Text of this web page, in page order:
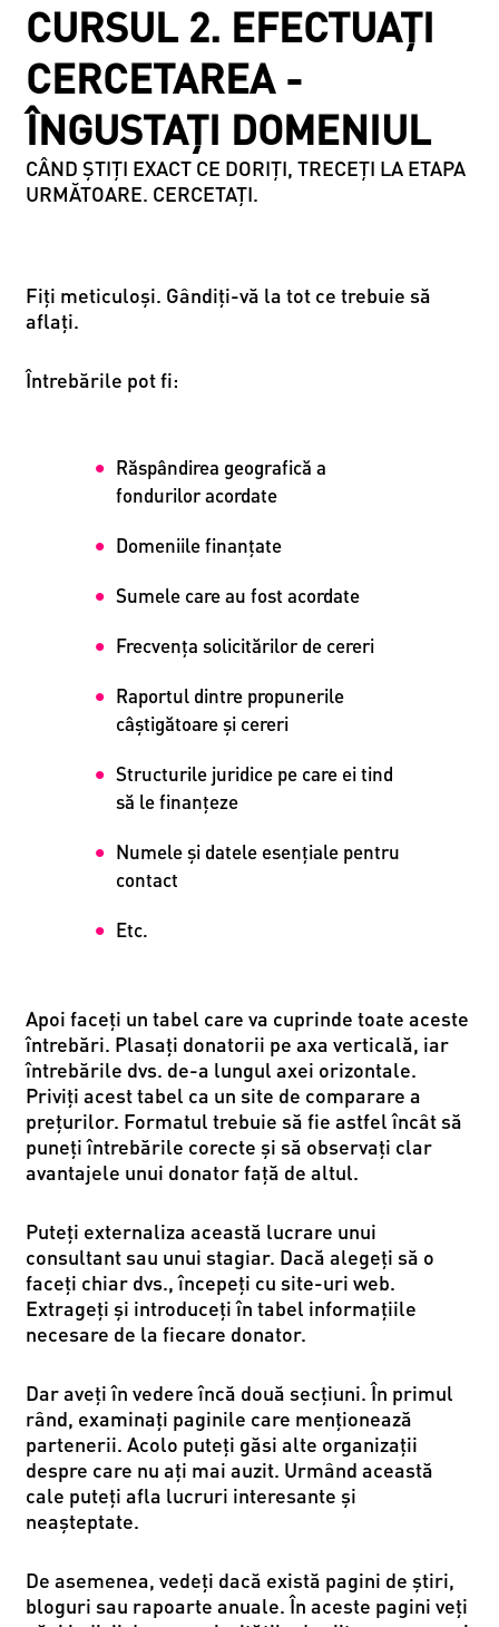
CURSUL 2. EFECTUAȚI
CERCETAREA -
ÎNGUSTAȚI DOMENIUL
CÂND ȘTIȚI EXACT CE DORIȚI, TRECEȚI LA ETAPA
URMĂTOARE. CERCETAȚI.
Fiți meticuloși. Gândiți-vă la tot ce trebuie să
aflați.
Întrebările pot fi:
Răspândirea geografică a
fondurilor acordate
Domeniile finanțate
Sumele care au fost acordate
Frecvenţa solicitărilor de cereri
Raportul dintre propunerile
câștigătoare și cereri
Structurile juridice pe care ei tind
să le finanțeze
Numele și datele esenţiale pentru
contact
Etc.
Apoi faceți un tabel care va cuprinde toate aceste
întrebări. Plasați donatorii pe axa verticală, iar
întrebările dvs. de-a lungul axei orizontale.
Priviți acest tabel ca un site de comparare a
prețurilor. Formatul trebuie să fie astfel încât să
puneți întrebările corecte și să observați clar
avantajele unui donator față de altul.
Puteți externaliza această lucrare unui
consultant sau unui stagiar. Dacă alegeți să o
faceți chiar dvs., începeți cu site-uri web.
Extrageți și introduceți în tabel informațiile
necesare de la fiecare donator.
Dar aveți în vedere încă două secțiuni. În primul
rând, examinați paginile care menționează
partenerii. Acolo puteți găsi alte organizații
despre care nu ați mai auzit. Urmând această
cale puteți afla lucruri interesante și
neașteptate.
De asemenea, vedeți dacă există pagini de știri,
bloguri sau rapoarte anuale. În aceste pagini veți